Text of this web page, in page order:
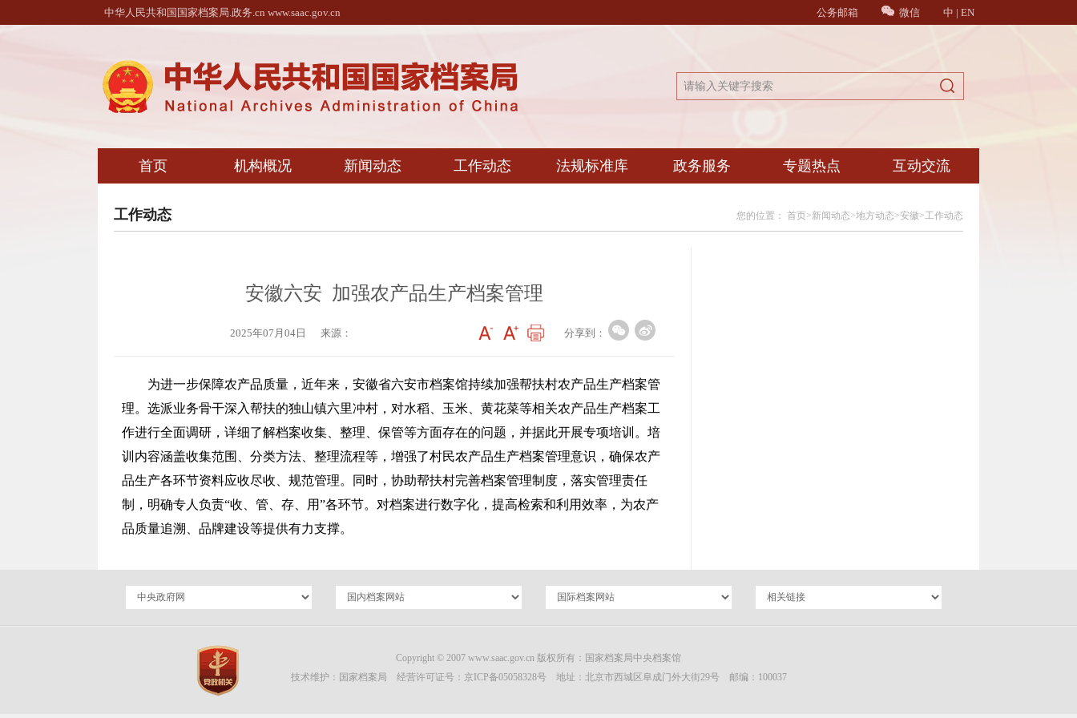
中华人民共和国国家档案局.政务.cn www.saac.gov.cn 公务邮箱 微信 中 | EN
首页 机构概况 新闻动态 工作动态 法规标准库 政务服务 专题热点 互动交流
您的位置： 首页>新闻动态>地方动态>安徽>工作动态
工作动态
安徽六安 加强农产品生产档案管理
2025年07月04日 来源： 分享到：
为进一步保障农产品质量，近年来，安徽省六安市档案馆持续加强帮扶村农产品生产档案管
理。选派业务骨干深入帮扶的独山镇六里冲村，对水稻、玉米、黄花菜等相关农产品生产档案工
作进行全面调研，详细了解档案收集、整理、保管等方面存在的问题，并据此开展专项培训。培
训内容涵盖收集范围、分类方法、整理流程等，增强了村民农产品生产档案管理意识，确保农产
品生产各环节资料应收尽收、规范管理。同时，协助帮扶村完善档案管理制度，落实管理责任
制，明确专人负责“收、管、存、用”各环节。对档案进行数字化，提高检索和利用效率，为农产
品质量追溯、品牌建设等提供有力支撑。
Copyright © 2007 www.saac.gov.cn 版权所有：国家档案局中央档案馆
技术维护：国家档案局 经营许可证号： 京ICP备05058328号地址：北京市西城区阜成门外大街29号 邮编：100037